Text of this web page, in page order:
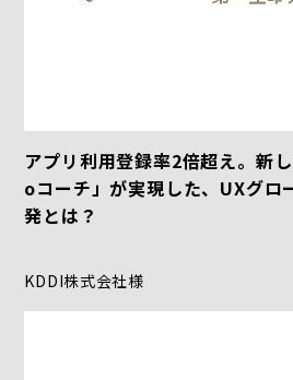
アプリ利用登録率2倍超え。新
oコーチ」が実現した、UXグロ
発とは？
KDDI株式会社様